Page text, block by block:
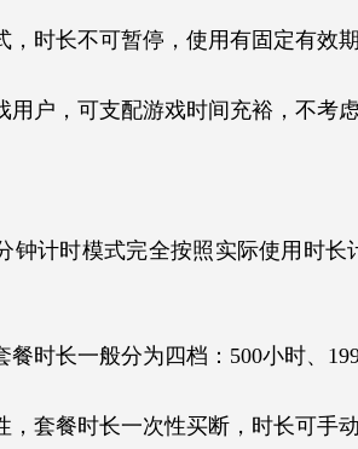
，时长不可暂停，使用有固定有效
用户，可支配游戏时间充裕，不考
钟计时模式完全按照实际使用时
时长一般分为四档：500小时、
，套餐时长一次性买断，时长可手